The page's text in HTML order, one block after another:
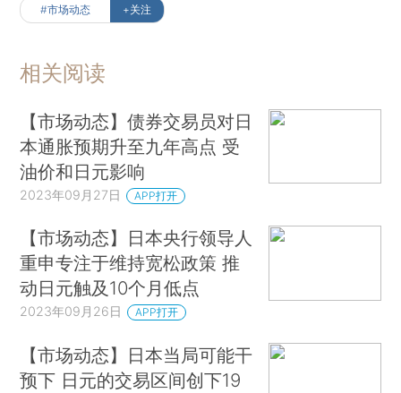
#市场动态 +关注
相关阅读
【市场动态】债券交易员对日
本通胀预期升至九年高点 受
油价和日元影响
2023年09月27日 APP打开
【市场动态】日本央行领导人
重申专注于维持宽松政策 推
动日元触及10个月低点
2023年09月26日 APP打开
【市场动态】日本当局可能干
预下 日元的交易区间创下19